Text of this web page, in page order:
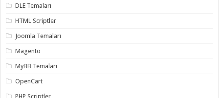
DLE Temaları
HTML Scriptler
Joomla Temaları
Magento
MyBB Temaları
OpenCart
PHP Scriptler